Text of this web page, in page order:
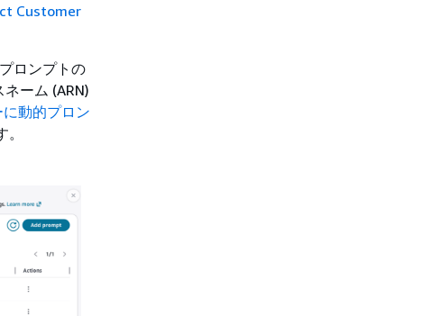
Customer
ロンプトの
ーム (ARN)
に動的プロン